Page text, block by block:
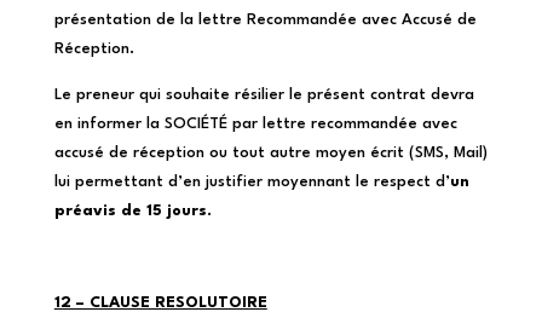
présentation de la lettre Recommandée avec Accusé de
Réception.
Le preneur qui souhaite résilier le présent contrat devra
en informer la SOCIÉTÉ par lettre recommandée avec
accusé de réception ou tout autre moyen écrit (SMS, Mail)
lui permettant d’en justifier moyennant le respect d’un
préavis de 15 jours.
12 – CLAUSE RESOLUTOIRE